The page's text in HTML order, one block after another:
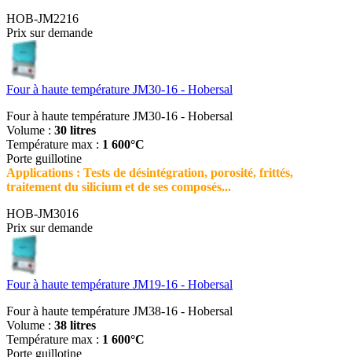
HOB-JM2216
Prix sur demande
Four à haute température JM30-16 - Hobersal
Four à haute température JM30-16 - Hobersal
Volume : 30 litres
Température max : 1 600°C
Porte guillotine
Applications : Tests de désintégration, porosité, frittés,
traitement du silicium et de ses composés...
HOB-JM3016
Prix sur demande
Four à haute température JM19-16 - Hobersal
Four à haute température JM38-16 - Hobersal
Volume : 38 litres
Température max : 1 600°C
Porte guillotine